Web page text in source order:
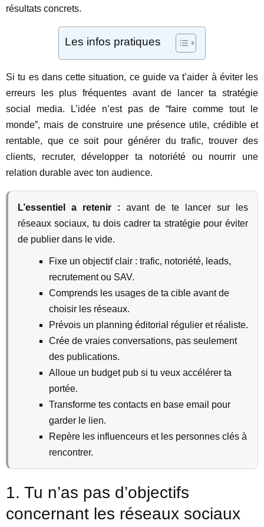
résultats concrets.
Les infos pratiques
Si tu es dans cette situation, ce guide va t’aider à éviter les
erreurs les plus fréquentes avant de lancer ta stratégie
social media. L’idée n’est pas de “faire comme tout le
monde”, mais de construire une présence utile, crédible et
rentable, que ce soit pour générer du trafic, trouver des
clients, recruter, développer ta notoriété ou nourrir une
relation durable avec ton audience.
L’essentiel a retenir : avant de te lancer sur les
réseaux sociaux, tu dois cadrer ta stratégie pour éviter
de publier dans le vide.
Fixe un objectif clair : trafic, notoriété, leads,
recrutement ou SAV.
Comprends les usages de ta cible avant de
choisir les réseaux.
Prévois un planning éditorial régulier et réaliste.
Crée de vraies conversations, pas seulement
des publications.
Alloue un budget pub si tu veux accélérer ta
portée.
Transforme tes contacts en base email pour
garder le lien.
Repère les influenceurs et les personnes clés à
rencontrer.
1. Tu n’as pas d’objectifs
concernant les réseaux sociaux